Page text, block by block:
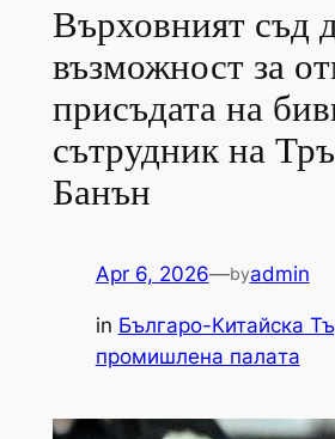
Върховният съд
възможност за
присъдата на
сътрудник на
Банън
Apr 6, 2026—byadmin
in Българо-Китайска
промишлена палaта